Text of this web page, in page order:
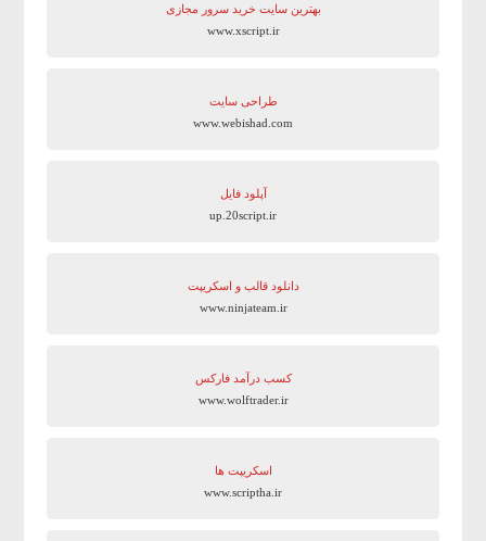
بهترین سایت‌ خرید سرور مجازی
www.xscript.ir
طراحی سایت
www.webishad.com
آپلود فایل
up.20script.ir
دانلود قالب و اسکریپت
www.ninjateam.ir
کسب درآمد فارکس
www.wolftrader.ir
اسکریپت ها
www.scriptha.ir